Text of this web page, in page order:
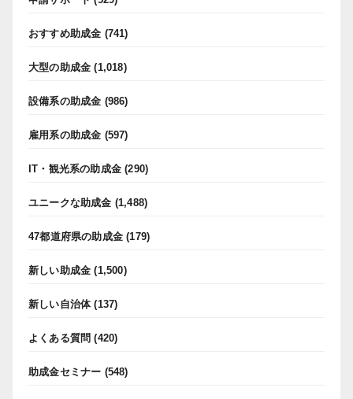
おすすめ助成金 (741)
大型の助成金 (1,018)
設備系の助成金 (986)
雇用系の助成金 (597)
IT・観光系の助成金 (290)
ユニークな助成金 (1,488)
47都道府県の助成金 (179)
新しい助成金 (1,500)
新しい自治体(137)
よくある質問 (420)
助成金セミナー (548)